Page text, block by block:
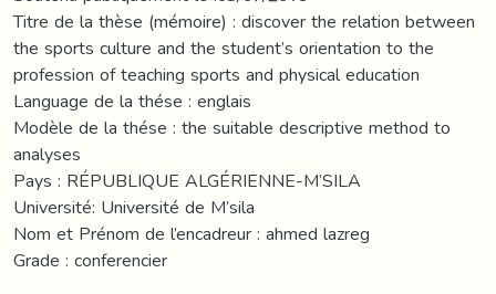
Titre de la thèse (mémoire) : discover the relation between
the sports culture and the student’s orientation to the
profession of teaching sports and physical education
Language de la thése : englais
Modèle de la thése : the suitable descriptive method to
analyses
Pays : RÉPUBLIQUE ALGÉRIENNE-M’SILA
Université: Université de M’sila
Nom et Prénom de l’encadreur : ahmed lazreg
Grade : conferencier